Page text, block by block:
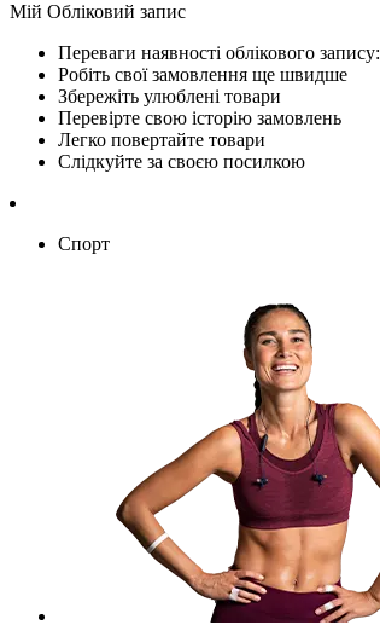
Мій Обліковий запис
Переваги наявності облікового запису:
Робіть свої замовлення ще швидше
Збережіть улюблені товари
Перевірте свою історію замовлень
Легко повертайте товари
Слідкуйте за своєю посилкою
Спорт